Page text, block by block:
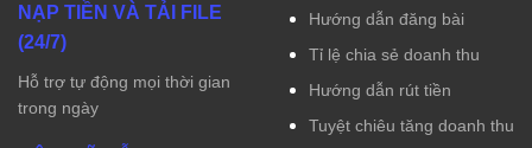
NẠP TIỀN VÀ TẢI FILE
(24/7)
Hỗ trợ tự động mọi thời gian
trong ngày
Hướng dẫn đăng bài
Tỉ lệ chia sẻ doanh thu
Hướng dẫn rút tiền
Tuyệt chiêu tăng doanh thu